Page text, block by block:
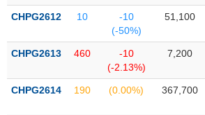
được
quỹ
mục
ETF
CHPG2612 10
-10
(-50%)
51,100
CHPG2613 460
-10
(-2.13%)
7,200
CHPG2614 190 (0.00%) 367,700
DỮ